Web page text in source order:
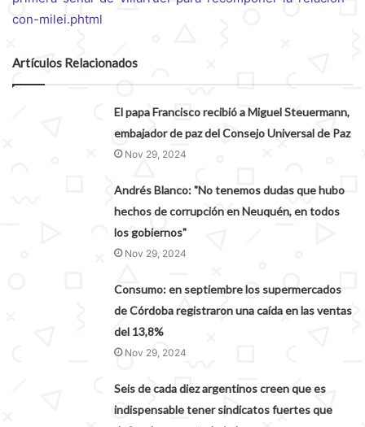
con-milei.phtml
Artículos Relacionados
El papa Francisco recibió a Miguel Steuermann,
embajador de paz del Consejo Universal de Paz
Nov 29, 2024
Andrés Blanco: "No tenemos dudas que hubo
hechos de corrupción en Neuquén, en todos
los gobiernos"
Nov 29, 2024
Consumo: en septiembre los supermercados
de Córdoba registraron una caída en las ventas
del 13,8%
Nov 29, 2024
Seis de cada diez argentinos creen que es
indispensable tener sindicatos fuertes que